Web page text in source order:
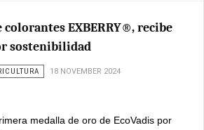
colorantes EXBERRY®, recibe
sostenibilidad
18 NOVEMBER 2024
medalla de oro de EcoVadis por